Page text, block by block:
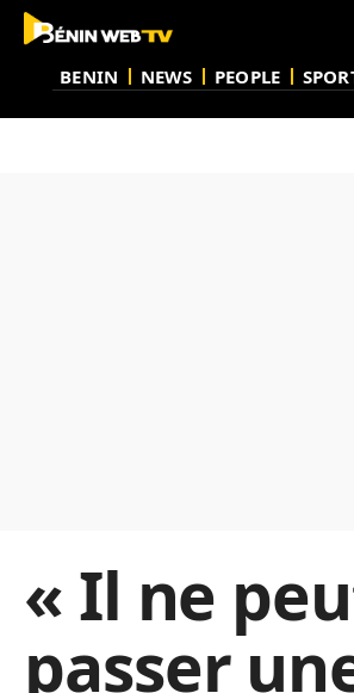
BENIN NEWS PEOPLE
« Il ne
passer